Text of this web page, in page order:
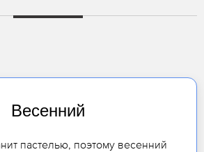
Весенний
пастелью, поэтому весенний